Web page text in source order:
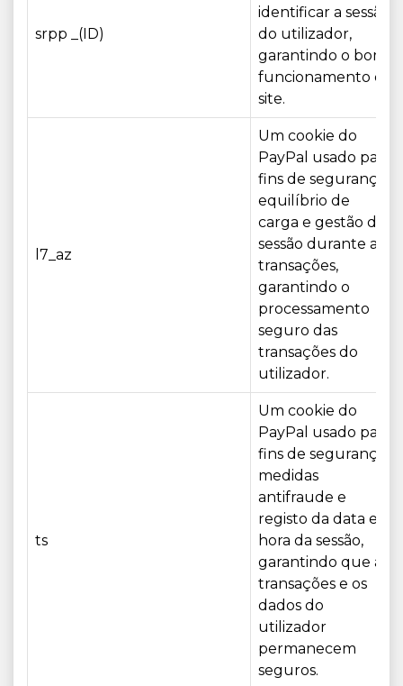
srpp _(ID)
identificar a sessão
do utilizador,
garantindo o bom
funcionamento do
site.
l7_az
Um cookie do
PayPal usado para
fins de segurança,
equilíbrio de
carga e gestão da
sessão durante as
transações,
garantindo o
processamento
seguro das
transações do
utilizador.
ts
Um cookie do
PayPal usado para
fins de segurança,
medidas
antifraude e
registo da data e
hora da sessão,
garantindo que as
transações e os
dados do
utilizador
permanecem
seguros.